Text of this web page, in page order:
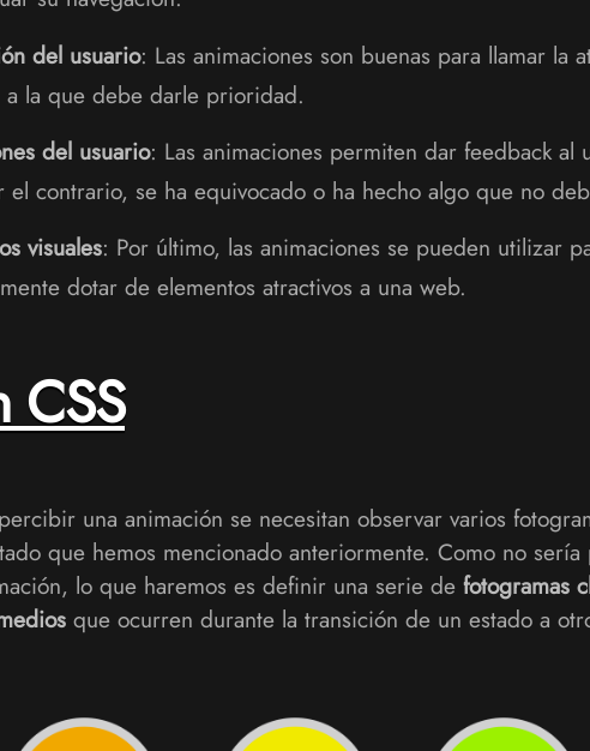
del usuario: Las animaciones son buenas para llamar la
la que debe darle prioridad.
del usuario: Las animaciones permiten dar feedback al
contrario, se ha equivocado o ha hecho algo que no
visuales: Por último, las animaciones se pueden utilizar
dotar de elementos atractivos a una web.
CSS
una animación se necesitan observar varios
que hemos mencionado anteriormente. Como no
lo que haremos es definir una serie de fotogramas
que ocurren durante la transición de un estado a